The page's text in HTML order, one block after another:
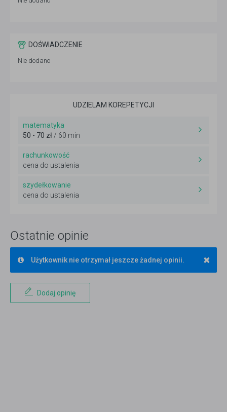
DOŚWIADCZENIE
Nie dodano
UDZIELAM KOREPETYCJI
matematyka
50 - 70 zł/ 60 min
rachunkowość
cena do ustalenia
szydełkowanie
cena do ustalenia
Ostatnie opinie
×
Użytkownik nie otrzymał jeszcze żadnej opinii.
Dodaj opinię